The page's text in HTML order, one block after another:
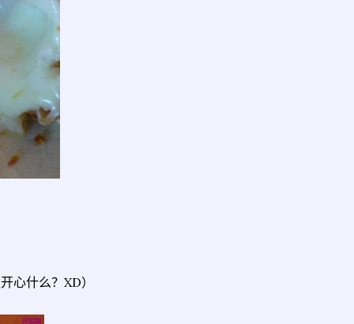
心什么？XD）